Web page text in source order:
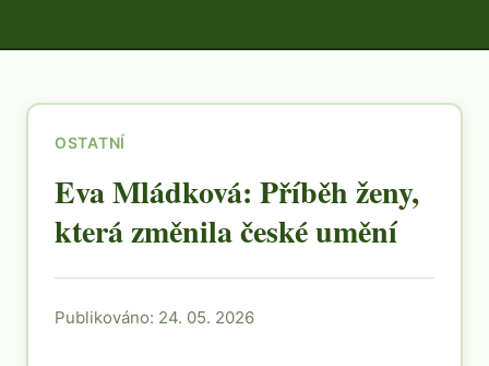
OSTATNÍ
Eva Mládková: Příběh ženy,
která změnila české umění
Publikováno: 24. 05. 2026